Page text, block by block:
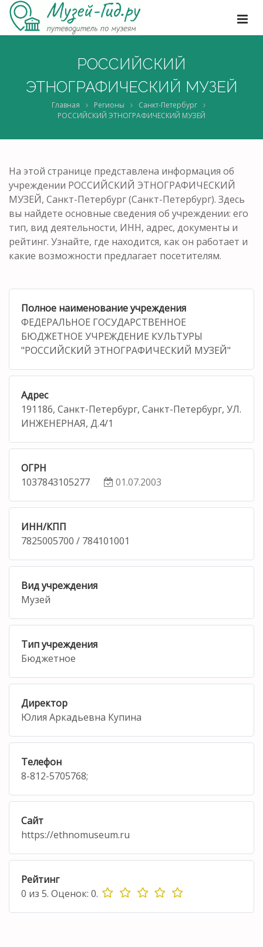
РОССИЙСКИЙ
ЭТНОГРАФИЧЕСКИЙ МУЗЕЙ
Главная Регионы
Санкт-Петербург
РОССИЙСКИЙ ЭТНОГРАФИЧЕСКИЙ МУЗЕЙ
На этой странице представлена информация об
учреждении РОССИЙСКИЙ ЭТНОГРАФИЧЕСКИЙ
МУЗЕЙ, Санкт-Петербург (Санкт-Петербург). Здесь
вы найдете основные сведения об учреждении: его
тип, вид деятельности, ИНН, адрес, документы и
рейтинг. Узнайте, где находится, как он работает и
какие возможности предлагает посетителям.
Полное наименование учреждения
ФЕДЕРАЛЬНОЕ ГОСУДАРСТВЕННОЕ
БЮДЖЕТНОЕ УЧРЕЖДЕНИЕ КУЛЬТУРЫ
"РОССИЙСКИЙ ЭТНОГРАФИЧЕСКИЙ МУЗЕЙ"
Адрес
191186, Санкт-Петербург, Санкт-Петербург, УЛ.
ИНЖЕНЕРНАЯ, Д.4/1
ОГРН
1037843105277
01.07.2003
ИНН/КПП
7825005700 / 784101001
Вид учреждения
Музей
Тип учреждения
Бюджетное
Директор
Юлия Аркадьевна Купина
Телефон
8-812-5705768;
Сайт
https://ethnomuseum.ru
Рейтинг
0 из 5. Оценок: 0.